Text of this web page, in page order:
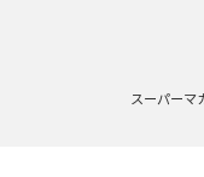
スーパーマ